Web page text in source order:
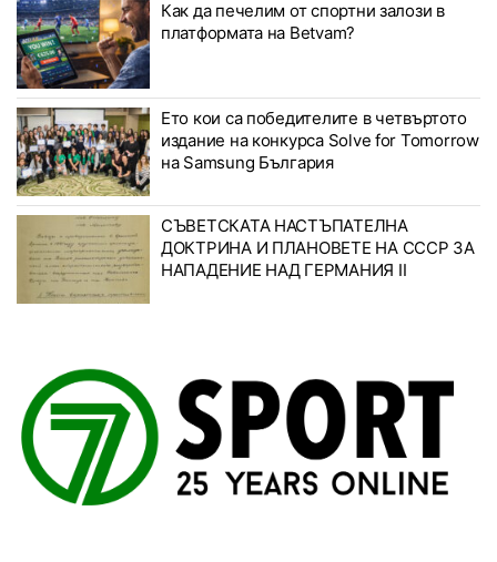
Как да печелим от спортни залози в
платформата на Betvam?
Ето кои са победителите в четвъртото
издание на конкурса Solve for Tomorrow
на Samsung България
СЪВЕТСКАТА НАСТЪПАТЕЛНА
ДОКТРИНА И ПЛАНОВЕТЕ НА СССР ЗА
НАПАДЕНИЕ НАД ГЕРМАНИЯ II